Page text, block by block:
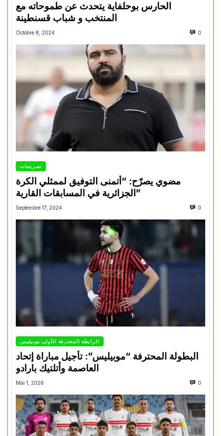
الحارس بوحلفاية يتحدث عن طموحاته مع
المنتخب و شباب قسنطينة
Octobre 8, 2024 0
تصريحات
مضوي يصرّح: “أتمنى التوفيق لممثلي الكرة
الجزائرية في المسابقات القارية”
Septembre 17, 2024 0
الرابطة المحترفة الأولى موبيليس
البطولة المحترفة “موبيليس”: تأجيل مباراة إتحاد
العاصمة وأتلتيك بارادو
Mai 1, 2026 0